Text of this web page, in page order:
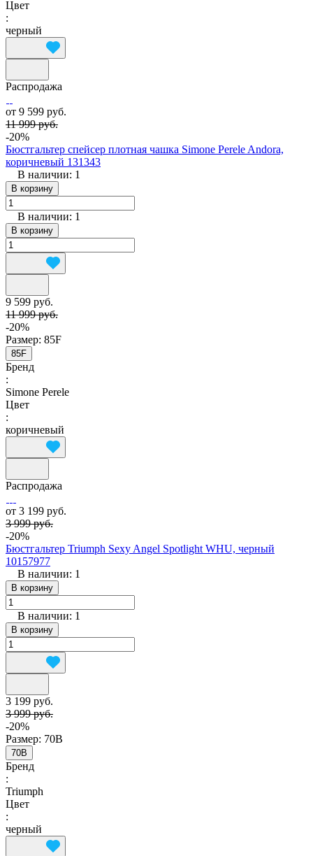
Цвет
:
черный
Распродажа
от 9 599 руб.
11 999 руб.
-20%
Бюстгальтер спейсер плотная чашка Simone Perele Andora,
коричневый 131343
В наличии: 1
В корзину
В наличии: 1
В корзину
9 599 руб.
11 999 руб.
-20%
Размер: 85F
85F
Бренд
:
Simone Perele
Цвет
:
коричневый
Распродажа
от 3 199 руб.
3 999 руб.
-20%
Бюстгальтер Triumph Sexy Angel Spotlight WHU, черный
10157977
В наличии: 1
В корзину
В наличии: 1
В корзину
3 199 руб.
3 999 руб.
-20%
Размер: 70B
70B
Бренд
:
Triumph
Цвет
:
черный